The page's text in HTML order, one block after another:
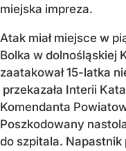
miejska impreza.
Atak miał miejsce w
Bolka w dolnośląskiej
zaatakował 15-latka
przekazała Interii
Komendanta
Poszkodowany
do szpitala. Napastnik